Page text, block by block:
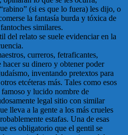
(si es que lo fuera) les dijo, o
la fantasía burda y tóxica de
similares.
del relato se suele evidenciar en la
curreros, fetraficantes,
su dinero y obtener poder
inventando pretextos para
etcéteras más. Tales como esos
y lucido nombre de
legal sitio con similar
lleva a la gente a los más crueles
estafas. Una de esas
es obligatorio que el gentil se